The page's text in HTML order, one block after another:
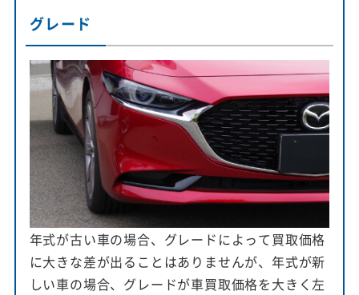
グレード
年式が古い車の場合、グレードによって買取価格
に大きな差が出ることはありませんが、年式が新
しい車の場合、グレードが車買取価格を大きく左